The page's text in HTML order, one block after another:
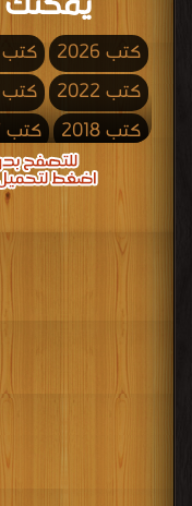
كتب 2026 كتب 2025
كتب 2022
كتب 2021
كتب 2018
كتب 2017
كتب 2013
كتب 2009
كتب 2006
كتب 2005
كتب 1990
كتب 1989